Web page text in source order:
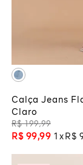
Calça Jeans
Claro
R$ 199,99
R$ 99,99 1 R$